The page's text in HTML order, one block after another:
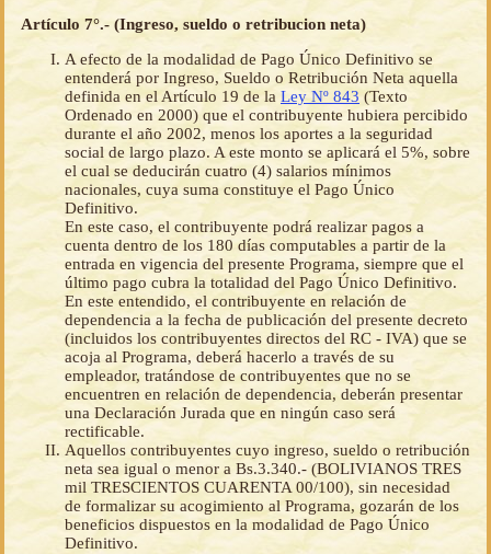
Artículo 7°.- (Ingreso, sueldo o retribucion neta)
A efecto de la modalidad de Pago Único Definitivo se
entenderá por Ingreso, Sueldo o Retribución Neta aquella
definida en el Artículo 19 de la Ley Nº 843(Texto
Ordenado en 2000) que el contribuyente hubiera percibido
durante el año 2002, menos los aportes a la seguridad
social de largo plazo. A este monto se aplicará el 5%, sobre
el cual se deducirán cuatro (4) salarios mínimos
nacionales, cuya suma constituye el Pago Único
Definitivo.
En este caso, el contribuyente podrá realizar pagos a
cuenta dentro de los 180 días computables a partir de la
entrada en vigencia del presente Programa, siempre que el
último pago cubra la totalidad del Pago Único Definitivo.
En este entendido, el contribuyente en relación de
dependencia a la fecha de publicación del presente decreto
(incluidos los contribuyentes directos del RC - IVA) que se
acoja al Programa, deberá hacerlo a través de su
empleador, tratándose de contribuyentes que no se
encuentren en relación de dependencia, deberán presentar
una Declaración Jurada que en ningún caso será
rectificable.
Aquellos contribuyentes cuyo ingreso, sueldo o retribución
neta sea igual o menor a Bs.3.340.- (BOLIVIANOS TRES
mil TRESCIENTOS CUARENTA 00/100), sin necesidad
de formalizar su acogimiento al Programa, gozarán de los
beneficios dispuestos en la modalidad de Pago Único
Definitivo.